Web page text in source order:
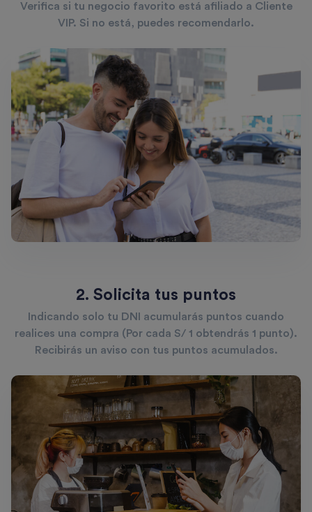
Verifica si tu negocio favorito está afiliado a Cliente
VIP. Si no está, puedes recomendarlo.
2. Solicita tus puntos
Indicando solo tu DNI acumularás puntos cuando
realices una compra (Por cada S/ 1 obtendrás 1 punto).
Recibirás un aviso con tus puntos acumulados.